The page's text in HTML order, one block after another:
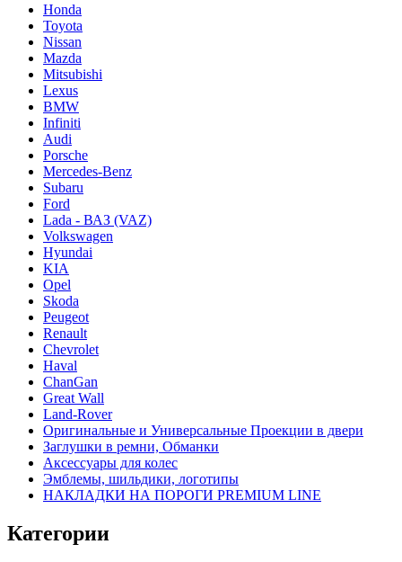
Honda
Toyota
Nissan
Mazda
Mitsubishi
Lexus
BMW
Infiniti
Audi
Porsche
Mercedes-Benz
Subaru
Ford
Lada - ВАЗ (VAZ)
Volkswagen
Hyundai
KIA
Opel
Skoda
Peugeot
Renault
Chevrolet
Haval
ChanGan
Great Wall
Land-Rover
Оригинальные и Универсальные Проекции в двери
Заглушки в ремни, Обманки
Аксессуары для колес
Эмблемы, шильдики, логотипы
НАКЛАДКИ НА ПОРОГИ PREMIUM LINE
Категории